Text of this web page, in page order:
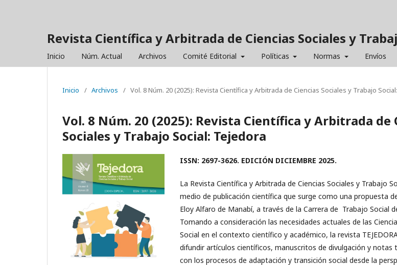
Revista Científica y Arbitrada de Ciencias Sociales y
Inicio Núm. Actual Archivos Comité Editorial Políticas Normas Envíos
Inicio / Archivos / Vol. 8 Núm. 20 (2025): Revista Científica y Arbitrada de Ciencias Sociales y Trabajo
Vol. 8 Núm. 20 (2025): Revista Científica y Arbitrada de
Sociales y Trabajo Social: Tejedora
ISSN: 2697-3626. EDICIÓN DICIEMBRE 2025.
La Revista Científica y Arbitrada de Ciencias Sociales y Trabajo
medio de publicación científica que surge como una propuesta
Eloy Alfaro de Manabí, a través de la Carrera de Trabajo Social
Tomando a consideración las necesidades actuales de las
Social en el contexto científico y académico, la revista
difundir artículos científicos, manuscritos de divulgación y notas
con los procesos de adaptación y transición social desde la